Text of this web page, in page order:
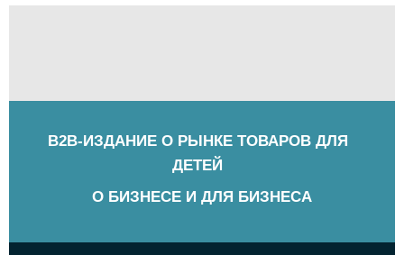
B2B-ИЗДАНИЕ О РЫНКЕ ТОВАРОВ ДЛЯ
ДЕТЕЙ
О БИЗНЕСЕ И ДЛЯ БИЗНЕСА